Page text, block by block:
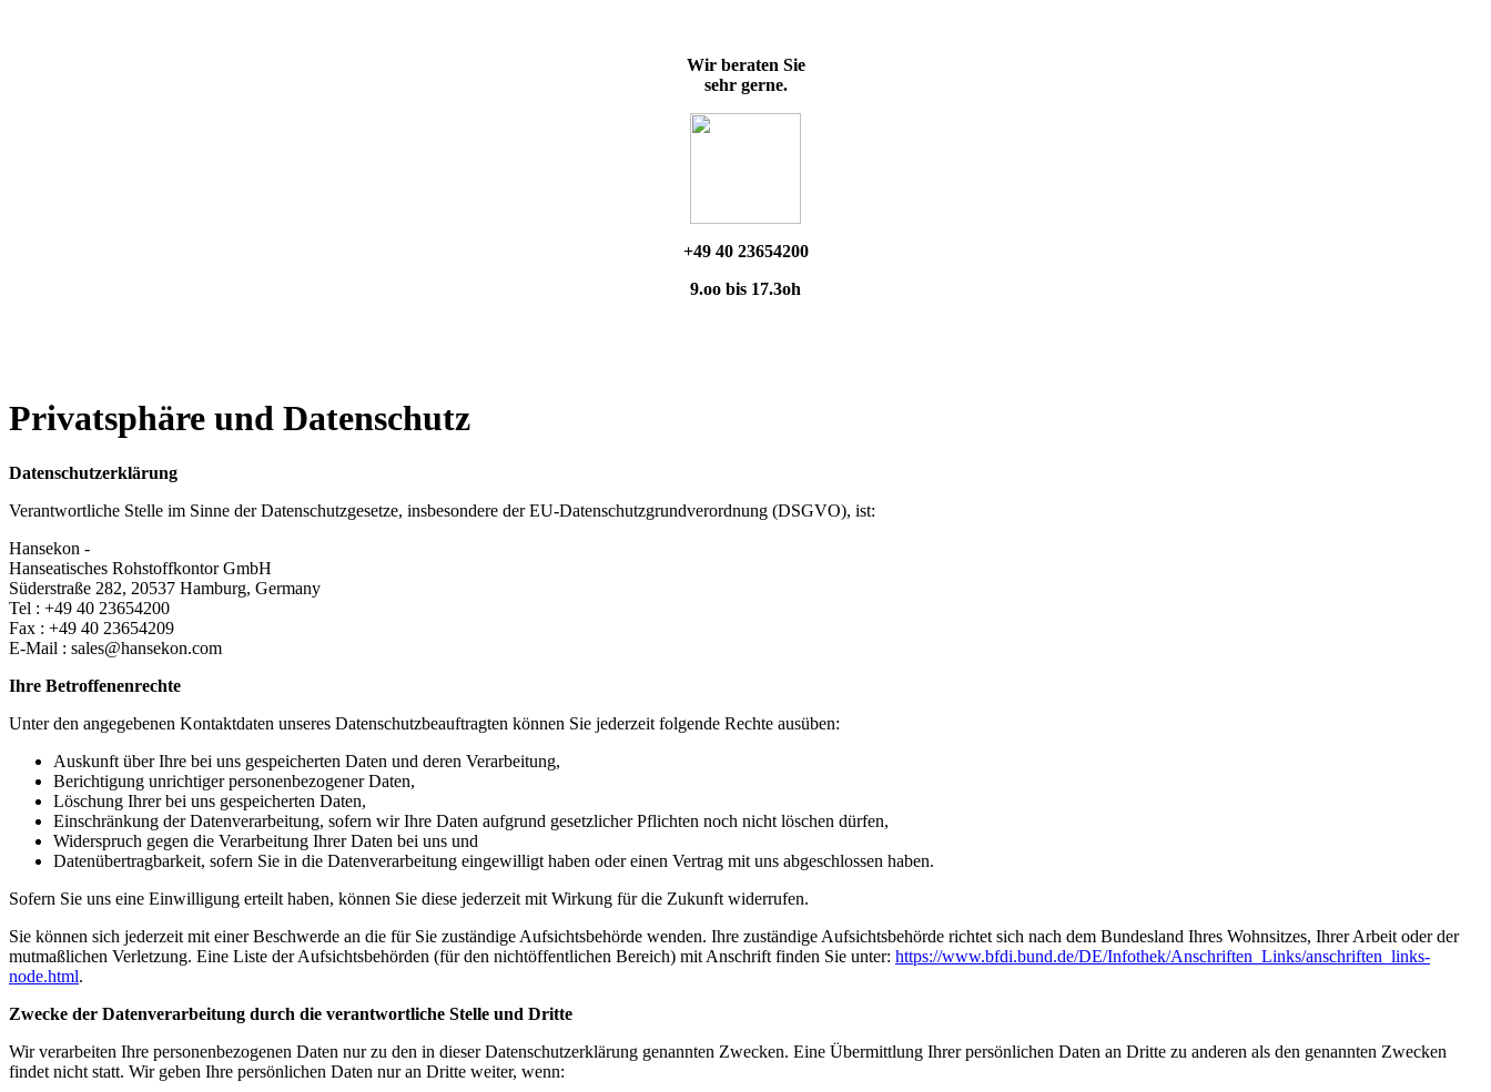
Wir beraten Sie
sehr gerne.
+49 40 23654200
9.oo bis 17.3oh
Privatsphäre und Datenschutz
Datenschutzerklärung
Verantwortliche Stelle im Sinne der Datenschutzgesetze, insbesondere der EU-Datenschutzgrundverordnung (DSGVO), ist:
Hansekon -
Hanseatisches Rohstoffkontor GmbH
Süderstraße 282, 20537 Hamburg, Germany
Tel : +49 40 23654200
Fax : +49 40 23654209
E-Mail : sales@hansekon.com
Ihre Betroffenenrechte
Unter den angegebenen Kontaktdaten unseres Datenschutzbeauftragten können Sie jederzeit folgende Rechte ausüben:
Auskunft über Ihre bei uns gespeicherten Daten und deren Verarbeitung,
Berichtigung unrichtiger personenbezogener Daten,
Löschung Ihrer bei uns gespeicherten Daten,
Einschränkung der Datenverarbeitung, sofern wir Ihre Daten aufgrund gesetzlicher Pflichten noch nicht löschen dürfen,
Widerspruch gegen die Verarbeitung Ihrer Daten bei uns und
Datenübertragbarkeit, sofern Sie in die Datenverarbeitung eingewilligt haben oder einen Vertrag mit uns abgeschlossen haben.
Sofern Sie uns eine Einwilligung erteilt haben, können Sie diese jederzeit mit Wirkung für die Zukunft widerrufen.
Sie können sich jederzeit mit einer Beschwerde an die für Sie zuständige Aufsichtsbehörde wenden. Ihre zuständige Aufsichtsbehörde richtet sich nach dem Bundesland Ihres Wohnsitzes, Ihrer Arbeit oder der
mutmaßlichen Verletzung. Eine Liste der Aufsichtsbehörden (für den nichtöffentlichen Bereich) mit Anschrift finden Sie unter: https://www.bfdi.bund.de/DE/Infothek/Anschriften_Links/anschriften_links-
node.html.
Zwecke der Datenverarbeitung durch die verantwortliche Stelle und Dritte
Wir verarbeiten Ihre personenbezogenen Daten nur zu den in dieser Datenschutzerklärung genannten Zwecken. Eine Übermittlung Ihrer persönlichen Daten an Dritte zu anderen als den genannten Zwecken
findet nicht statt. Wir geben Ihre persönlichen Daten nur an Dritte weiter, wenn: